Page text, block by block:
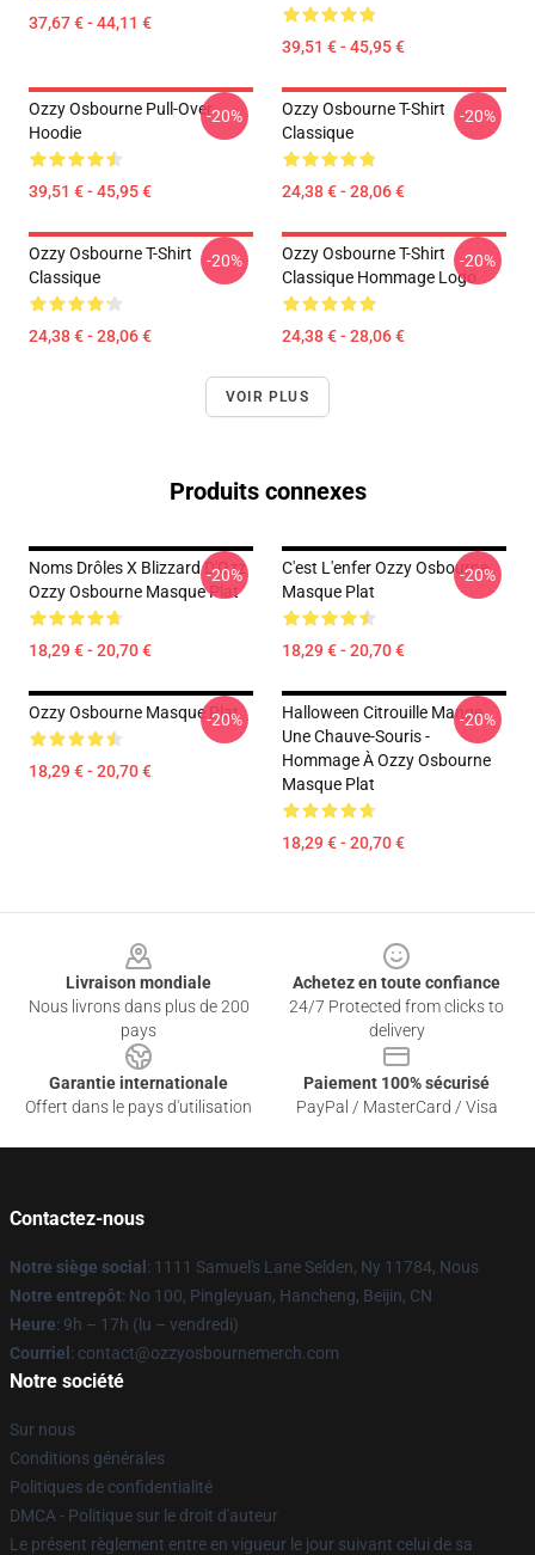
37,67 € - 44,11 €
39,51 € - 45,95 €
Ozzy Osbourne Pull-Over
Hoodie
39,51 € - 45,95 €
-20%
Ozzy Osbourne T-Shirt
Classique
24,38 € - 28,06 €
-20%
Ozzy Osbourne T-Shirt
Classique
24,38 € - 28,06 €
-20%
Ozzy Osbourne T-Shirt
Classique Hommage Logo
24,38 € - 28,06 €
-20%
VOIR PLUS
Produits connexes
Noms Drôles X Blizzard D'Ozz
Ozzy Osbourne Masque Plat
18,29 € - 20,70 €
-20%
C'est L'enfer Ozzy Osbourne
Masque Plat
18,29 € - 20,70 €
-20%
Ozzy Osbourne Masque Plat
18,29 € - 20,70 €
-20%
Halloween Citrouille Mange
Une Chauve-Souris -
Hommage À Ozzy Osbourne
Masque Plat
18,29 € - 20,70 €
-20%
Livraison mondiale
Nous livrons dans plus de 200
pays
Achetez en toute confiance
24/7 Protected from clicks to
delivery
Garantie internationale
Offert dans le pays d'utilisation
Paiement 100% sécurisé
PayPal / MasterCard / Visa
Contactez-nous
Notre siège social : 1111 Samuel's Lane Selden, Ny 11784, Nous
Notre entrepôt: No 100, Pingleyuan, Hancheng, Beijin, CN
Heure: 9h – 17h (lu – vendredi)
Courriel : contact@ozzyosbournemerch.com
Notre société
Sur nous
Conditions générales
Politiques de confidentialité
DMCA - Politique sur le droit d'auteur
Le présent règlement entre en vigueur le jour suivant celui de sa